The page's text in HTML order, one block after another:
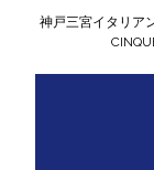
神戸三宮イタリア